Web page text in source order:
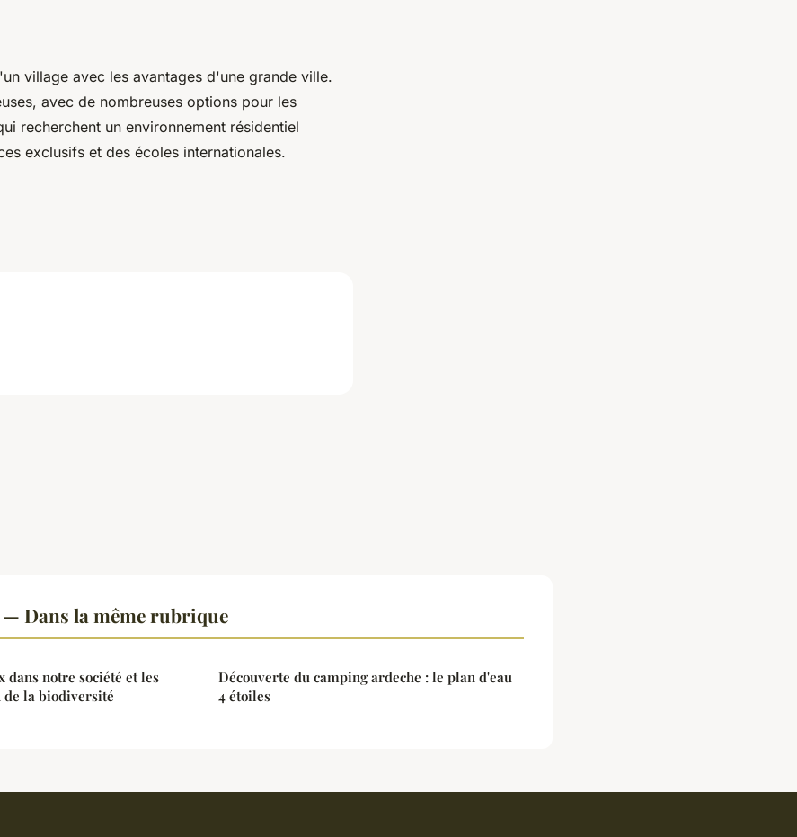
village avec les avantages d'une grande ville.
avec de nombreuses options pour les
recherchent un environnement résidentiel
exclusifs et des écoles internationales.
Dans la même rubrique
dans notre société et les
de la biodiversité
Découverte du camping ardeche : le plan d'eau
4 étoiles